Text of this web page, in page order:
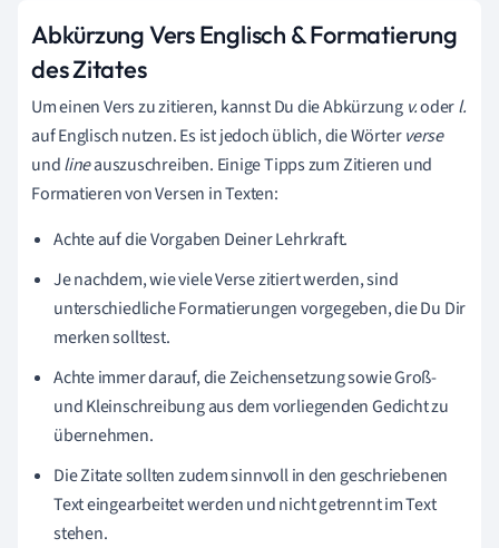
Abkürzung Vers Englisch & Formatierung
des Zitates
Um einen Vers zu zitieren, kannst Du die Abkürzung v.oderl.
auf Englisch nutzen. Es ist jedoch üblich, die Wörterverse
undlineauszuschreiben. Einige Tipps zum Zitieren und
Formatieren von Versen in Texten:
Achte auf die Vorgaben Deiner Lehrkraft.
Je nachdem, wie viele Verse zitiert werden, sind
unterschiedliche Formatierungen vorgegeben, die Du Dir
merken solltest.
Achte immer darauf, die Zeichensetzung sowie Groß-
und Kleinschreibung aus dem vorliegenden Gedicht zu
übernehmen.
Die Zitate sollten zudem sinnvoll in den geschriebenen
Text eingearbeitet werden und nicht getrennt im Text
stehen.